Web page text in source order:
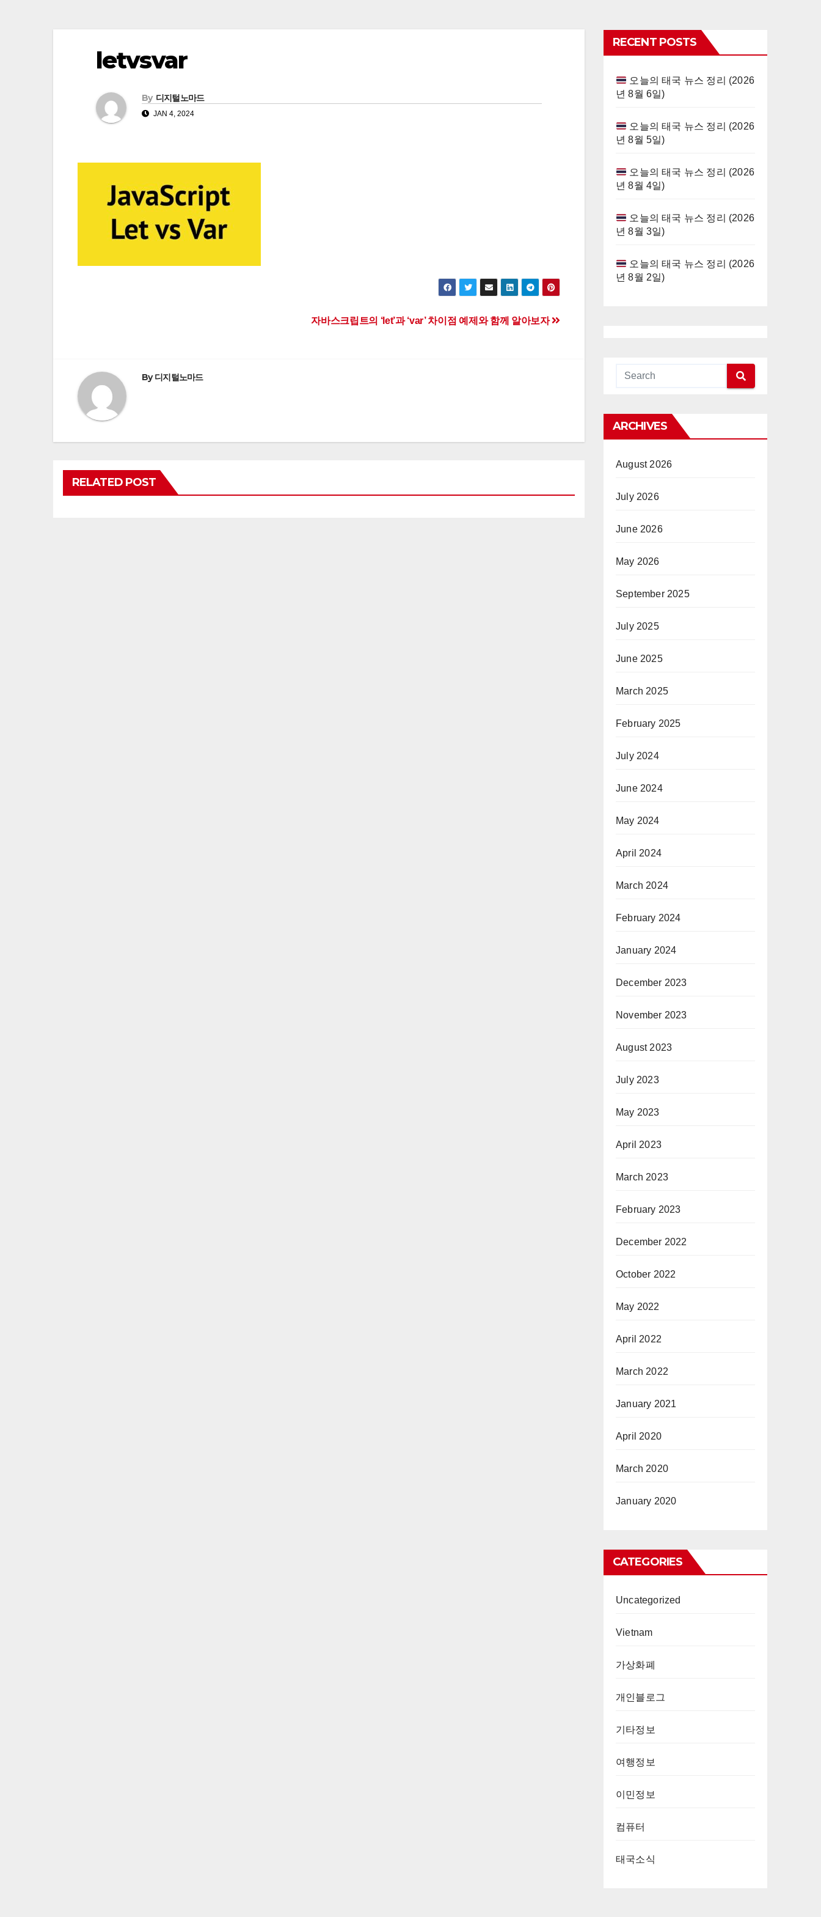
letvsvar
By 디지털노마드
JAN 4, 2024
자바스크립트의 ‘let’과 ‘var’ 차이점 예제와 함께 알아보자
By디지털노마드
RELATED POST
RECENT POSTS
오늘의 태국 뉴스 정리 (2026
년 8월 6일)
오늘의 태국 뉴스 정리 (2026
년 8월 5일)
오늘의 태국 뉴스 정리 (2026
년 8월 4일)
오늘의 태국 뉴스 정리 (2026
년 8월 3일)
오늘의 태국 뉴스 정리 (2026
년 8월 2일)
ARCHIVES
August 2026
July 2026
June 2026
May 2026
September 2025
July 2025
June 2025
March 2025
February 2025
July 2024
June 2024
May 2024
April 2024
March 2024
February 2024
January 2024
December 2023
November 2023
August 2023
July 2023
May 2023
April 2023
March 2023
February 2023
December 2022
October 2022
May 2022
April 2022
March 2022
January 2021
April 2020
March 2020
January 2020
CATEGORIES
Uncategorized
Vietnam
가상화폐
개인블로그
기타정보
여행정보
이민정보
컴퓨터
태국소식